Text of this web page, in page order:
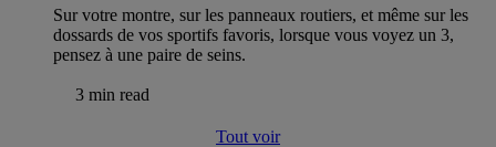
Sur votre montre, sur les panneaux routiers, et même sur les
dossards de vos sportifs favoris, lorsque vous voyez un 3,
pensez à une paire de seins.
3 min read
Tout voir